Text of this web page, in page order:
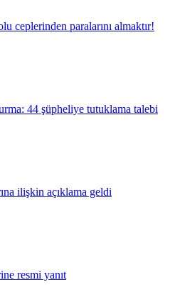
ceplerinden paralarını almaktır!
44 şüpheliye tutuklama talebi
ilişkin açıklama geldi
resmi yanıt